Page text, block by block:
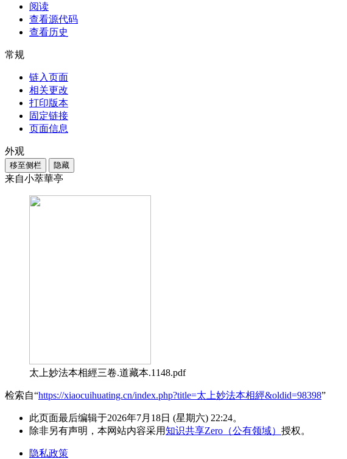
阅读
查看源代码
查看历史
常规
链入页面
相关更改
打印版本
固定链接
页面信息
外观
移至侧栏 隐藏
来自小萃華亭
太上妙法本相經三卷.道藏本.1148.pdf
检索自“https://xiaocuihuating.cn/index.php?title=太上妙法本相經&oldid=98398”
此页面最后编辑于2026年7月18日 (星期六) 22:24。
除非另有声明，本网站内容采用知识共享Zero（公有领域） 授权。
隐私政策